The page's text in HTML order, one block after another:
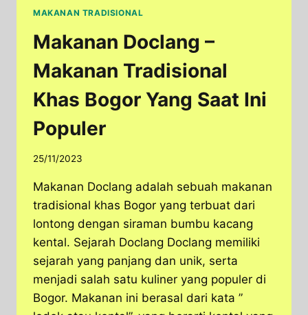
MAKANAN TRADISIONAL
Makanan Doclang –
Makanan Tradisional
Khas Bogor Yang Saat Ini
Populer
25/11/2023
Makanan Doclang adalah sebuah makanan
tradisional khas Bogor yang terbuat dari
lontong dengan siraman bumbu kacang
kental. Sejarah Doclang Doclang memiliki
sejarah yang panjang dan unik, serta
menjadi salah satu kuliner yang populer di
Bogor. Makanan ini berasal dari kata ”